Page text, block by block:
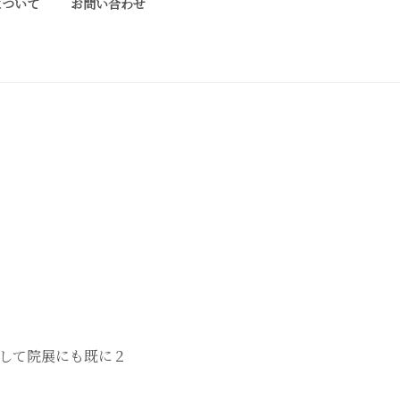
いて お問い合わせ
て院展にも既に２